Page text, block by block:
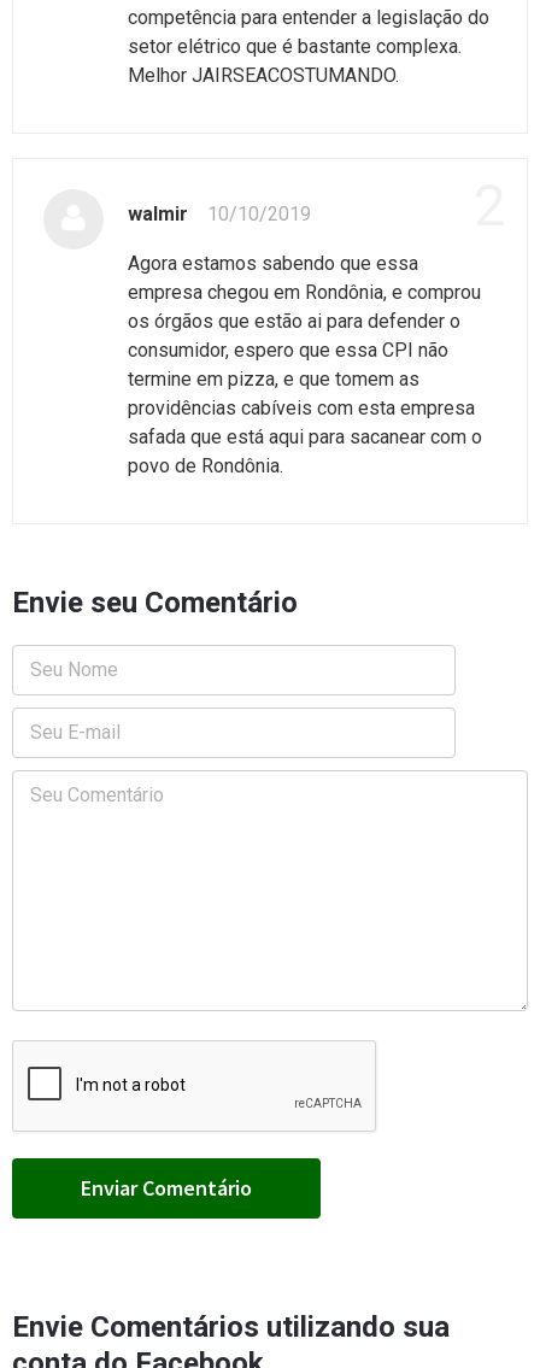
competência para entender a legislação do
setor elétrico que é bastante complexa.
Melhor JAIRSEACOSTUMANDO.
walmir 10/10/2019
Agora estamos sabendo que essa
empresa chegou em Rondônia, e comprou
os órgãos que estão ai para defender o
consumidor, espero que essa CPI não
termine em pizza, e que tomem as
providências cabíveis com esta empresa
safada que está aqui para sacanear com o
povo de Rondônia.
Envie seu Comentário
Envie Comentários utilizando sua